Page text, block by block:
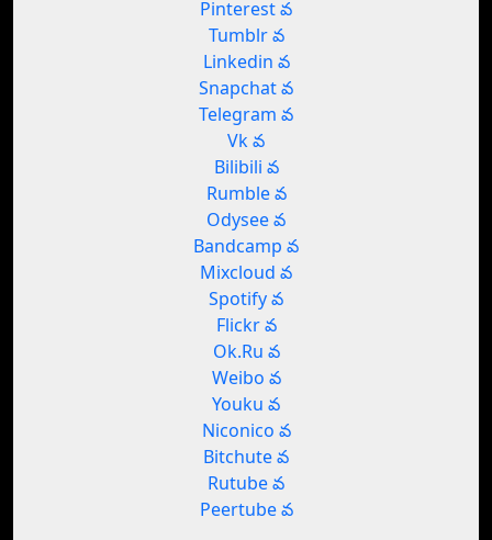
Pinterest వ
Tumblr వ
Linkedin వ
Snapchat వ
Telegram వ
Vk వ
Bilibili వ
Rumble వ
Odysee వ
Bandcamp వ
Mixcloud వ
Spotify వ
Flickr వ
Ok.Ru వ
Weibo వ
Youku వ
Niconico వ
Bitchute వ
Rutube వ
Peertube వ